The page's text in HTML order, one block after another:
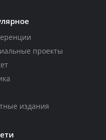
проекты
издания